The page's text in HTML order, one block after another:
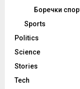
Боречки
Sports
Politics
Science
Stories
Tech